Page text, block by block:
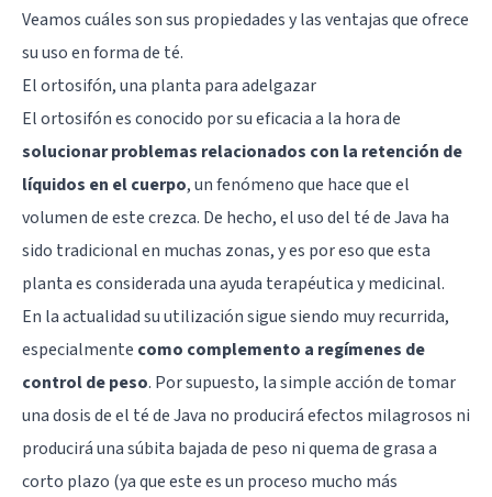
Veamos cuáles son sus propiedades y las ventajas que ofrece
su uso en forma de té.
El ortosifón, una planta para adelgazar
El ortosifón es conocido por su eficacia a la hora de
solucionar problemas relacionados con la retención de
líquidos en el cuerpo, un fenómeno que hace que el
volumen de este crezca. De hecho, el uso del té de Java ha
sido tradicional en muchas zonas, y es por eso que esta
planta es considerada una ayuda terapéutica y medicinal.
En la actualidad su utilización sigue siendo muy recurrida,
especialmente como complemento a regímenes de
control de peso. Por supuesto, la simple acción de tomar
una dosis de el té de Java no producirá efectos milagrosos ni
producirá una súbita bajada de peso ni quema de grasa a
corto plazo (ya que este es un proceso mucho más